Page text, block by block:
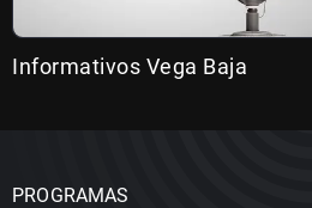
Informativos Vega Baja
PROGRAMAS